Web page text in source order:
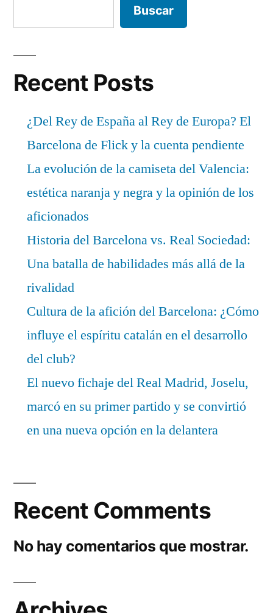
Buscar
Recent Posts
¿Del Rey de España al Rey de Europa? El
Barcelona de Flick y la cuenta pendiente
La evolución de la camiseta del Valencia:
estética naranja y negra y la opinión de los
aficionados
Historia del Barcelona vs. Real Sociedad:
Una batalla de habilidades más allá de la
rivalidad
Cultura de la afición del Barcelona: ¿Cómo
influye el espíritu catalán en el desarrollo
del club?
El nuevo fichaje del Real Madrid, Joselu,
marcó en su primer partido y se convirtió
en una nueva opción en la delantera
Recent Comments
No hay comentarios que mostrar.